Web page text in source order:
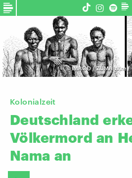
©IMAGO / ZUMA Wire /
Kolonialzeit
Deutschland
Völkermord an
Nama an